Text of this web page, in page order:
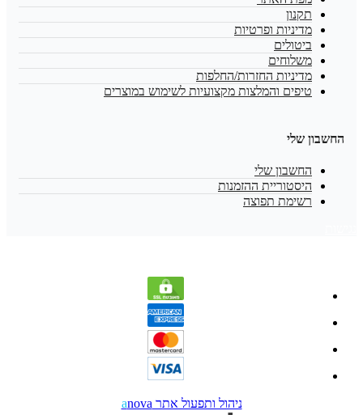
תקנון
מדיניות ופרטיות
ביטולים
משלוחים
מדיניות החזרות/החלפות
טיפים והמלצות מקצועיות לשימוש במוצרים
החשבון שלי
החשבון שלי
היסטוריית ההזמנות
רשימת תפוצה
ניהול ותפעול אתר anova